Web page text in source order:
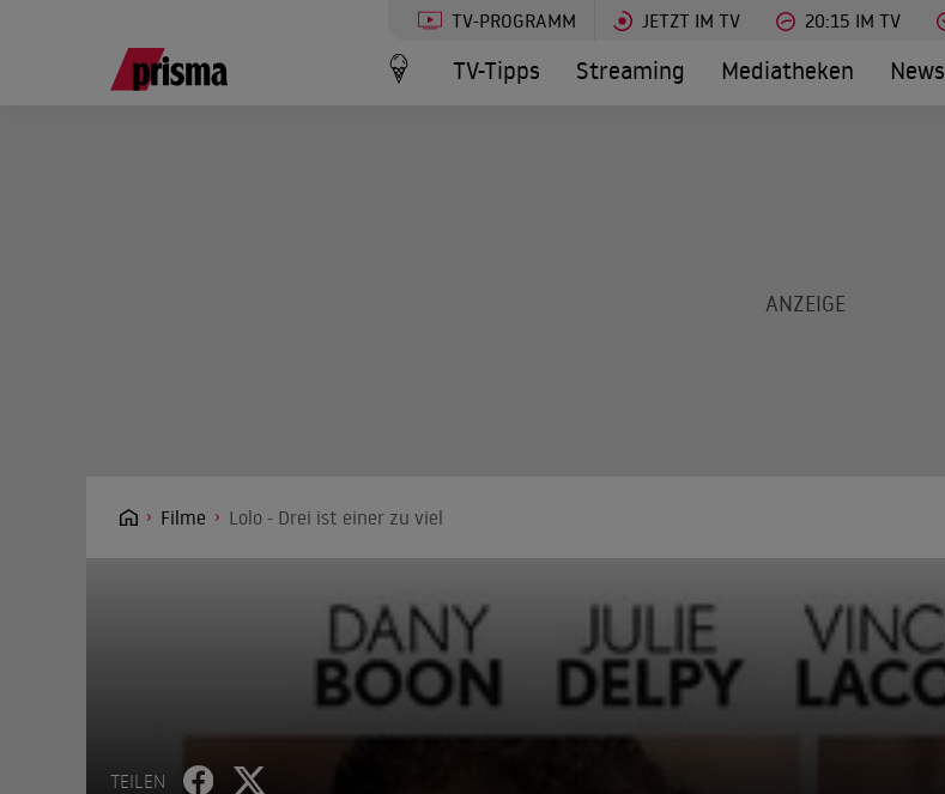
TV-PROGRAMM JETZT IM TV 20:15 IM TV
TV-Tipps Streaming Mediatheken News
Filme Lolo - Drei ist einer zu viel
TEILEN